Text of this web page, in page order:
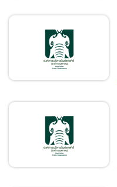
ประกาศผู้ชนะการเสนอราคา
จ้างจัดกิจกรรมในงานฤดู
หนาว OTOP ของดีเมืองเชี่
ยงใหม่ โดยวิธีเฉพาะเจาะจง
ประกาศผู้ชนะการเสนอราคา
ซื้อวัสดุอุปกรณ์ไฟฟ้าสำหรับใช้
ในการให้ความอบอุ่นแก่สัตว์
จำนวน ๑๕ รายการ โดยวิธี